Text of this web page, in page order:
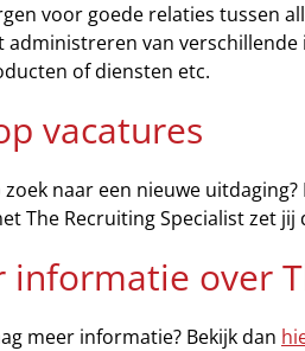
voor goede relaties tussen
administreren van
of diensten etc.
vacatures
zoek naar een nieuwe
The Recruiting Specialist zet
informatie over
meer informatie? Bekijk dan